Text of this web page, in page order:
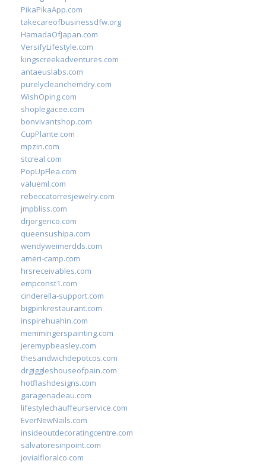
PikaPikaApp.com
takecareofbusinessdfw.org
HamadaOfJapan.com
VersifyLifestyle.com
kingscreekadventures.com
antaeuslabs.com
purelycleanchemdry.com
WishOping.com
shoplegacee.com
bonvivantshop.com
CupPlante.com
mpzin.com
stcreal.com
PopUpFlea.com
valueml.com
rebeccatorresjewelry.com
jmpbliss.com
drjorgerico.com
queensushipa.com
wendyweimerdds.com
ameri-camp.com
hrsreceivables.com
empconst1.com
cinderella-support.com
bigpinkrestaurant.com
inspirehuahin.com
memmingerspainting.com
jeremypbeasley.com
thesandwichdepotcos.com
drgiggleshouseofpain.com
hotflashdesigns.com
garagenadeau.com
lifestylechauffeurservice.com
EverNewNails.com
insideoutdecoratingcentre.com
salvatoresinpoint.com
jovialfloralco.com